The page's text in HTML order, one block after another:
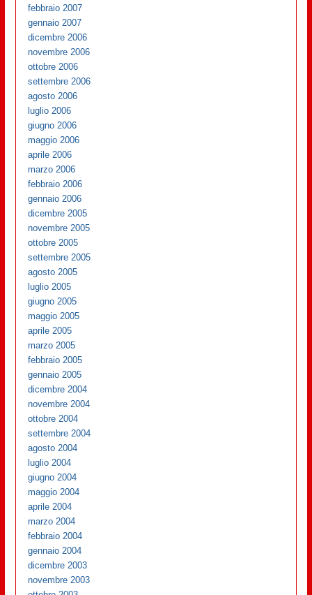
febbraio 2007
gennaio 2007
dicembre 2006
novembre 2006
ottobre 2006
settembre 2006
agosto 2006
luglio 2006
giugno 2006
maggio 2006
aprile 2006
marzo 2006
febbraio 2006
gennaio 2006
dicembre 2005
novembre 2005
ottobre 2005
settembre 2005
agosto 2005
luglio 2005
giugno 2005
maggio 2005
aprile 2005
marzo 2005
febbraio 2005
gennaio 2005
dicembre 2004
novembre 2004
ottobre 2004
settembre 2004
agosto 2004
luglio 2004
giugno 2004
maggio 2004
aprile 2004
marzo 2004
febbraio 2004
gennaio 2004
dicembre 2003
novembre 2003